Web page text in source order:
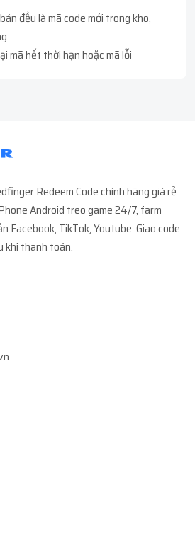
đều là mã code mới trong kho,
mã hết thời hạn hoặc mã lỗi
Redeem Code chính hãng giá rẻ
Android treo game 24/7, farm
Facebook, TikTok, Youtube. Giao code
khi thanh toán.